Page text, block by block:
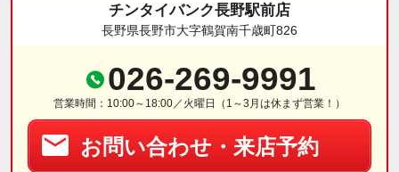
チンタイバンク長野駅前店
長野県長野市大字鶴賀南千歳町826
026-269-9991
営業時間：10:00～18:00／火曜日（1～3月は休まず営業！）
お問い合わせ・来店予約